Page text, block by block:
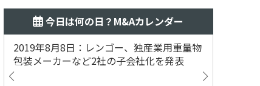
今日は何の日？M&Aカレンダー
2019年8月8日：レンゴー、独産業用重量物
包装メーカーなど2社の子会社化を発表